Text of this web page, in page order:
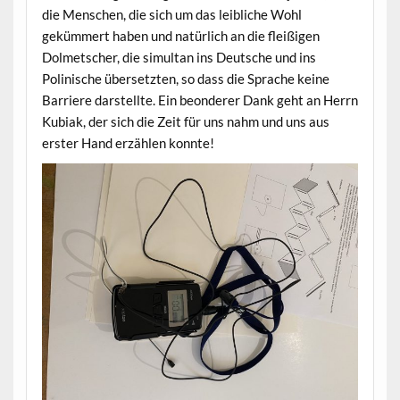
die Menschen, die sich um das leibliche Wohl
gekümmert haben und natürlich an die fleißigen
Dolmetscher, die simultan ins Deutsche und ins
Polinische übersetzten, so dass die Sprache keine
Barriere darstellte. Ein beonderer Dank geht an Herrn
Kubiak, der sich die Zeit für uns nahm und uns aus
erster Hand erzählen konnte!